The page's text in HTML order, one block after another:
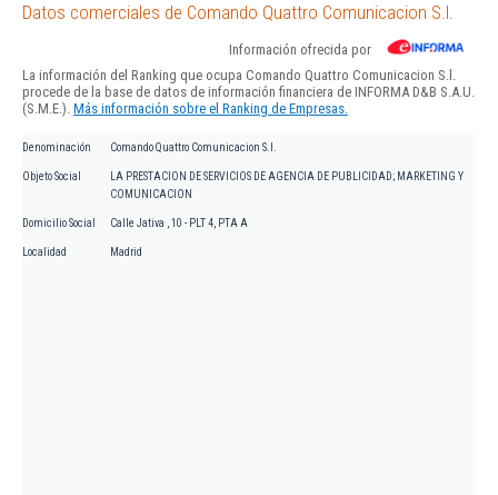
Datos comerciales de Comando Quattro Comunicacion S.l.
Información ofrecida por
La información del Ranking que ocupa Comando Quattro Comunicacion S.l.
procede de la base de datos de información financiera de INFORMA D&B S.A.U.
(S.M.E.). Más información sobre el Ranking de Empresas.
Denominación Comando Quattro Comunicacion S.l.
Objeto Social
LA PRESTACION DE SERVICIOS DE AGENCIA DE PUBLICIDAD; MARKETING Y
COMUNICACION
Domicilio Social Calle Jativa , 10 - PLT 4, PTA A
Localidad Madrid